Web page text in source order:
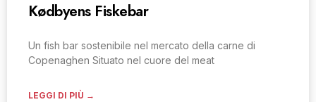
Kødbyens Fiskebar
Un fish bar sostenibile nel mercato della carne di
Copenaghen Situato nel cuore del meat
LEGGI DI PIÙ →